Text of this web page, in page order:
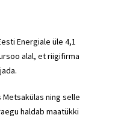
Energiale üle 4,1
alal, et riigifirma
Metsakülas ning selle
haldab maatükki